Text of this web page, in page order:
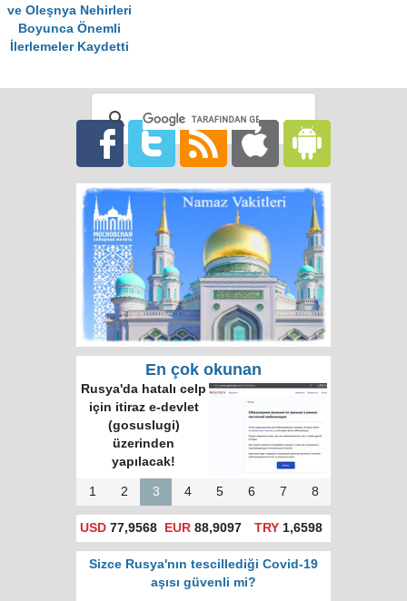
ve Oleşnya Nehirleri
Boyunca Önemli
İlerlemeler Kaydetti
En çok okunan
Rusya'da hatalı celp
için itiraz e-devlet
(gosuslugi)
üzerinden
yapılacak!
1 2 3 4 5 6 7 8
USD 77,9568 EUR 88,9097 TRY1,6598
Sizce Rusya'nın tescillediği Covid-19
aşısı güvenli mi?